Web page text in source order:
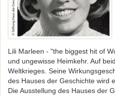
Lili Marleen - "the biggest hit of
und ungewisse Heimkehr. Auf
Weltkrieges. Seine
des Hauses der Geschichte wird
Die Ausstellung des Hauses der